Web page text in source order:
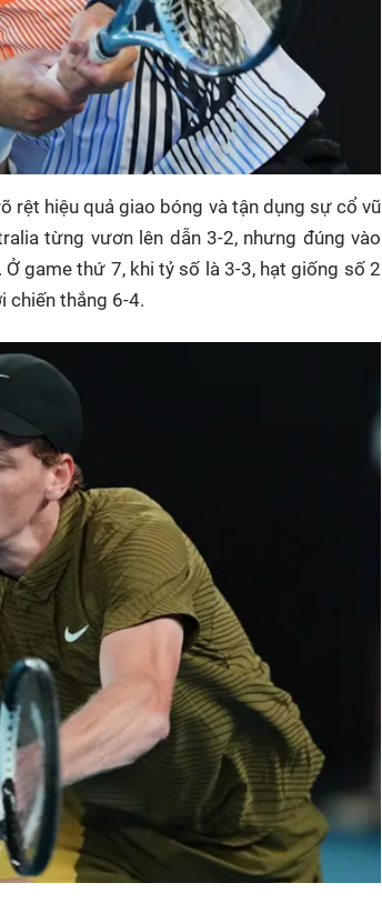
rệt hiệu quả giao bóng và tận dụng sự cổ vũ
từng vươn lên dẫn 3-2, nhưng đúng vào
game thứ 7, khi tỷ số là 3-3, hạt giống số 2
chiến thắng 6-4.